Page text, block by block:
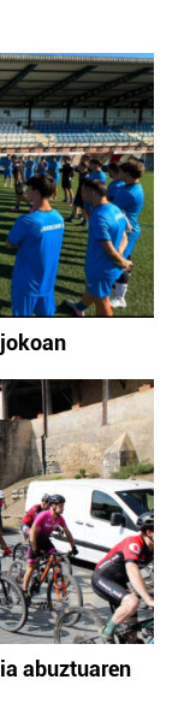
abuztuaren